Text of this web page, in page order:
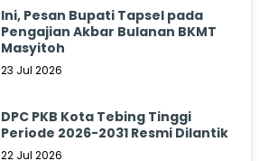
Ini, Pesan Bupati Tapsel pada
Pengajian Akbar Bulanan BKMT
Masyitoh
23 Jul 2026
DPC PKB Kota Tebing Tinggi
Periode 2026-2031 Resmi Dilantik
22 Jul 2026